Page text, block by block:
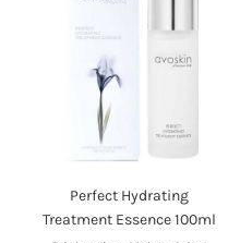
Perfect Hydrating
Treatment Essence 100ml